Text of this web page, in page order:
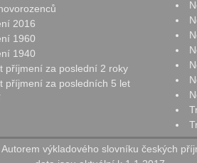
2016
1960
1940
příjmení za poslední 2 roky
příjmení za posledních 5 let
výkladového slovníku českých